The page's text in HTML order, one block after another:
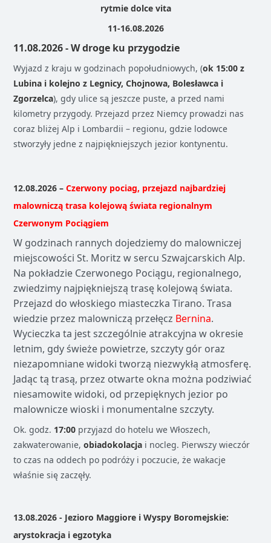
rytmie dolce vita
11-16.08.2026
11.08.2026 - W droge ku przygodzie
Wyjazd z kraju w godzinach popołudniowych, (ok 15:00 z
Lubina i kolejno z Legnicy, Chojnowa, Bolesławca i
Zgorzelca), gdy ulice są jeszcze puste, a przed nami
kilometry przygody. Przejazd przez Niemcy prowadzi nas
coraz bliżej Alp i Lombardii – regionu, gdzie lodowce
stworzyły jedne z najpiękniejszych jezior kontynentu.
12.08.2026 –Czerwony pociag, przejazd najbardziej
malowniczą trasa kolejową świata regionalnym
Czerwonym Pociągiem
W godzinach rannych dojedziemy do malowniczej
miejscowości St. Moritz w sercu Szwajcarskich Alp.
Na pokładzie Czerwonego Pociągu, regionalnego,
zwiedzimy najpiękniejszą trasę kolejową świata.
Przejazd do włoskiego miasteczka Tirano. Trasa
wiedzie przez malowniczą przełęcz Bernina.
Wycieczka ta jest szczególnie atrakcyjna w okresie
letnim, gdy świeże powietrze, szczyty gór oraz
niezapomniane widoki tworzą niezwykłą atmosferę.
Jadąc tą trasą, przez otwarte okna można podziwiać
niesamowite widoki, od przepięknych jezior po
malownicze wioski i monumentalne szczyty.
Ok. godz. 17:00 przyjazd do hotelu we Włoszech,
zakwaterowanie,obiadokolacja i nocleg. Pierwszy wieczór
to czas na oddech po podróży i poczucie, że wakacje
właśnie się zaczęły.
13.08.2026 - Jezioro Maggiore i Wyspy Boromejskie:
arystokracja i egzotyka